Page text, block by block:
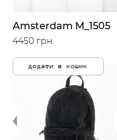
Amsterdam M_1505
4450 грн.
додати в кошик